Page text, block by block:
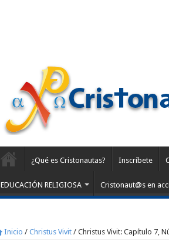
¿Qué es Cristonautas? Inscríbete
EDUCACIÓN RELIGIOSA Cristonaut@s en
Inicio / Christus Vivit / Christus Vivit: Capítulo 7,